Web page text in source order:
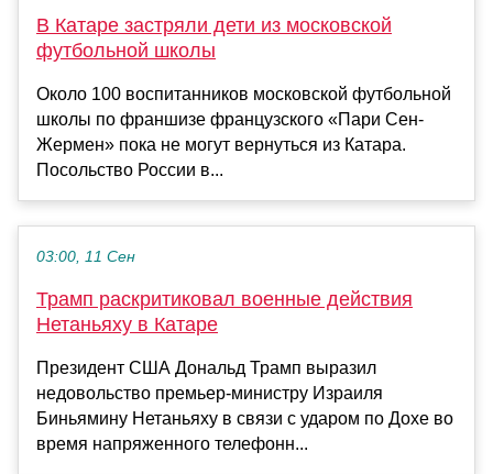
В Катаре застряли дети из московской
футбольной школы
Около 100 воспитанников московской футбольной
школы по франшизе французского «Пари Сен-
Жермен» пока не могут вернуться из Катара.
Посольство России в...
03:00, 11 Сен
Трамп раскритиковал военные действия
Нетаньяху в Катаре
Президент США Дональд Трамп выразил
недовольство премьер-министру Израиля
Биньямину Нетаньяху в связи с ударом по Дохе во
время напряженного телефонн...